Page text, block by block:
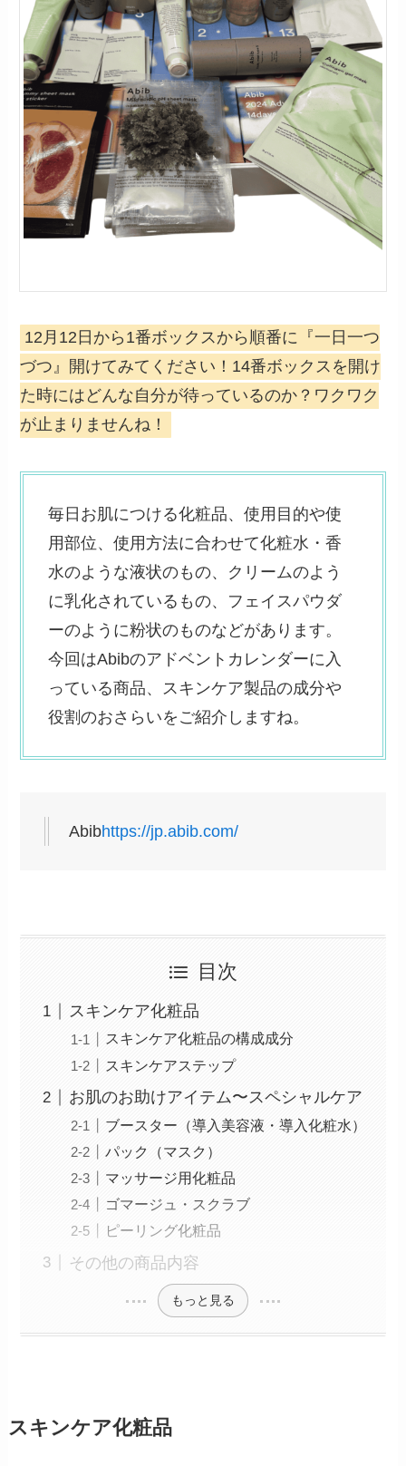
12月12日から1番ボックスから順番に『一日一つ
づつ』開けてみてください！14番ボックスを開け
た時にはどんな自分が待っているのか？ワクワク
が止まりませんね！
毎日お肌につける化粧品、使用目的や使
用部位、使用方法に合わせて化粧水・香
水のような液状のもの、クリームのよう
に乳化されているもの、フェイスパウダ
ーのように粉状のものなどがあります。
今回はAbibのアドベントカレンダーに入
っている商品、スキンケア製品の成分や
役割のおさらいをご紹介しますね。
Abibhttps://jp.abib.com/
目次
スキンケア化粧品
スキンケア化粧品の構成成分
スキンケアステップ
お肌のお助けアイテム〜スペシャルケア
ブースター（導入美容液・導入化粧水）
パック（マスク）
マッサージ用化粧品
ゴマージュ・スクラブ
ピーリング化粧品
その他の商品内容
もっと見る
スキンケア化粧品